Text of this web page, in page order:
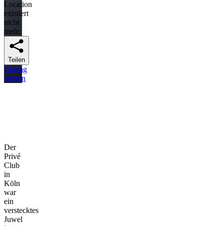
Location
existiert
nicht
mehr.
Teilen
Eintrag
ändern
Der
Privé
Club
in
Köln
war
ein
verstecktes
Juwel